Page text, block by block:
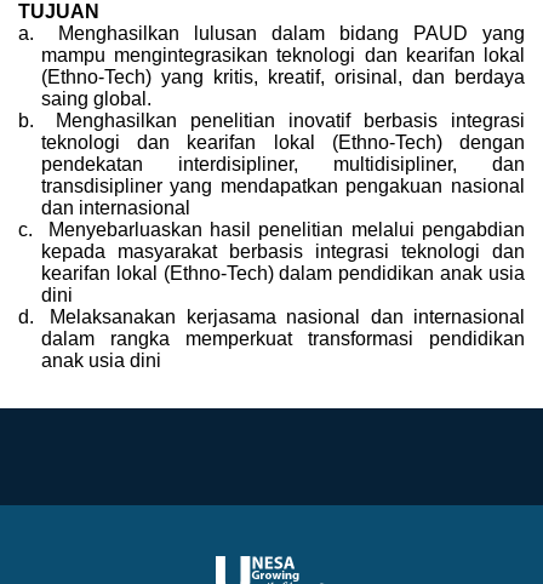
TUJUAN
a.
Menghasilkan lulusan dalam bidang PAUD yang
mampu mengintegrasikan teknologi dan kearifan lokal
(Ethno-Tech) yang kritis, kreatif, orisinal, dan berdaya
saing global.
b.
Menghasilkan penelitian inovatif berbasis integrasi
teknologi dan kearifan lokal (Ethno-Tech) dengan
pendekatan interdisipliner, multidisipliner, dan
transdisipliner yang mendapatkan pengakuan nasional
dan internasional
c.
Menyebarluaskan hasil penelitian melalui pengabdian
kepada masyarakat berbasis integrasi teknologi dan
kearifan lokal (Ethno-Tech) dalam pendidikan anak usia
dini
d.
Melaksanakan kerjasama nasional dan internasional
dalam rangka memperkuat transformasi pendidikan
anak usia dini